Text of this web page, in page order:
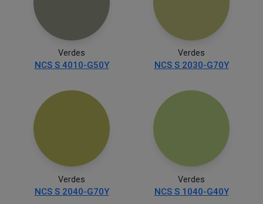
Verdes
NCS S 4010-G50Y
Verdes
NCS S 2030-G70Y
Verdes
NCS S 2040-G70Y
Verdes
NCS S 1040-G40Y